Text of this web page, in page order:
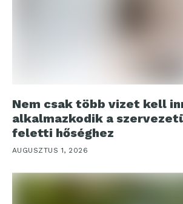
Nem csak több vizet kell
alkalmazkodik a
feletti hőséghez
AUGUSZTUS 1, 2026